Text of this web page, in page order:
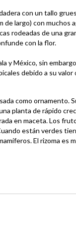
con un tallo
de largo) con muchos
rodeadas de una
con la flor.
y México, sin
debido a su valor
como ornamento.
planta de rápido
en maceta. Los
están verdes
El rizoma es